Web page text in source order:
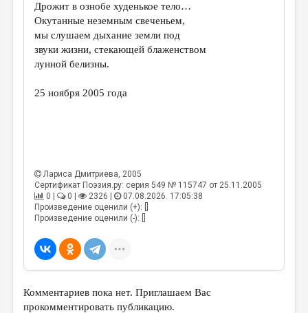
ОБЗОР ЛИТЕРАТУРЫ
СТРАНИЦЫ ПАМЯТИ
ОБЪЯВЛЕНИЯ
КОЛОНКА РЕДАКТОРА
ЭССЕИСТИКА
ЛИТЕРАТУРОВЕДЕНИЕ
ПУБЛИЦИСТИКА
ЦИКЛЫ ПУБЛИКАЦИЙ
Дрожит в ознобе худенькое тело…
Окутанные неземным свеченьем,
мы слушаем дыхание земли под
звуки жизни, стекающей блаженством
лунной белизны.
25 ноября 2005 года
Лариса Дмитриева, 2005
Сертификат Поэзия.ру: серия 549 № 115747 от 25.11.2005
0 |
0 | 2326 |
07.08.2026. 17:05:38
Произведение оценили (+): []
Произведение оценили (-): []
Комментариев пока нет. Приглашаем Вас
прокомментировать публикацию.